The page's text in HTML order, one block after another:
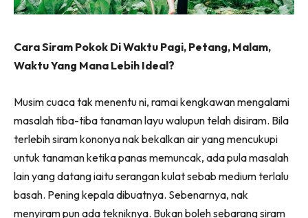
Cara Siram Pokok Di Waktu Pagi, Petang, Malam,
Waktu Yang Mana Lebih Ideal?
Musim cuaca tak menentu ni, ramai kengkawan mengalami
masalah tiba-tiba tanaman layu walupun telah disiram. Bila
terlebih siram kononya nak bekalkan air yang mencukupi
untuk tanaman ketika panas memuncak, ada pula masalah
lain yang datang iaitu serangan kulat sebab medium terlalu
basah. Pening kepala dibuatnya. Sebenarnya, nak
menyiram pun ada tekniknya. Bukan boleh sebarang siram